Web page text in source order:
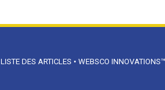
LISTE DES ARTICLES • WEBSCO INNOVATIONS™